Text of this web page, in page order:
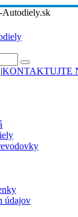
Autodiely.sk
|KONTAKTUJTE
údajov